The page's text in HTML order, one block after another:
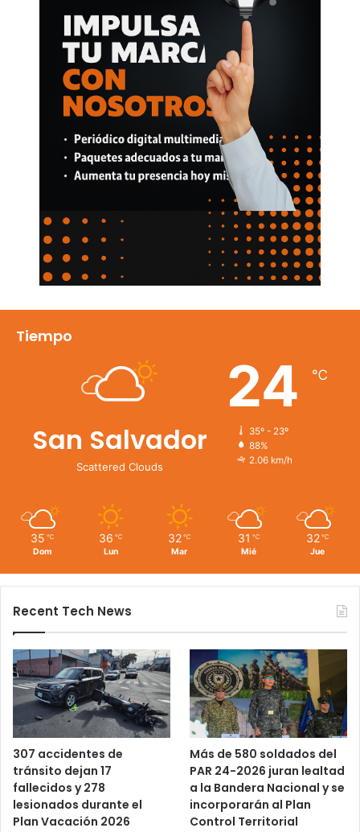
Tiempo
San Salvador
Scattered Clouds
24 ℃
35º - 23º
88%
2.06 km/h
35 ℃
Dom
36 ℃
Lun
32 ℃
Mar
31 ℃
Mié
32 ℃
Jue
Recent Tech News
307 accidentes de
tránsito dejan 17
fallecidos y 278
lesionados durante el
Plan Vacación 2026
Más de 580 soldados del
PAR 24-2026 juran lealtad
a la Bandera Nacional y se
incorporarán al Plan
Control Territorial